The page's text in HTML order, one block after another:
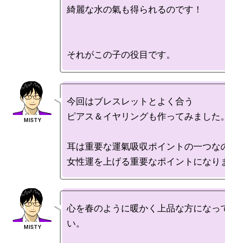
綺麗な水の氣も得られるのです！
今回はブレスレットとよく合う
ピアス＆イヤリングも作ってみました
耳は重要な運氣吸収ポイントの一つな
心を春のように暖かく上品な方になっ
い。